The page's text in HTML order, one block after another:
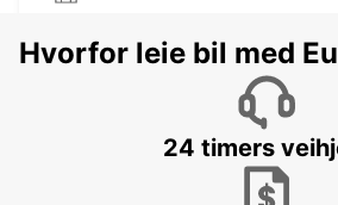
BERGKAMEN - GERMANY
Hvorfor leie bil med
24 timers